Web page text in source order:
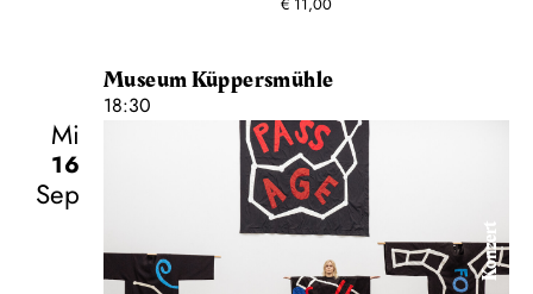
Museum Küppersmühle
18:30
Mi
16
Sep
Konzert